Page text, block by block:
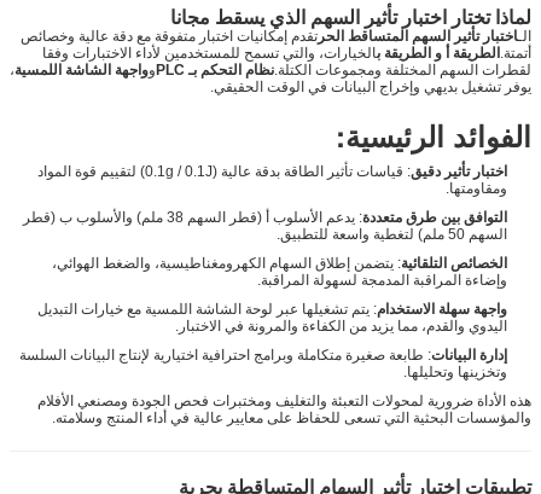
لماذا تختار اختبار تأثير السهم الذي يسقط مجانا
الـاختبار تأثير السهم المتساقط الحر تقدم إمكانيات اختبار متفوقة مع دقة عالية وخصائص
أتمتة.الطريقة أ و الطريقة بالخيارات، والتي تسمح للمستخدمين لأداء الاختبارات وفقا
لقطرات السهم المختلفة ومجموعات الكتلة.نظام التحكم بـ PLC وواجهة الشاشة اللمسية،
يوفر تشغيل بديهي وإخراج البيانات في الوقت الحقيقي.
الفوائد الرئيسية:
اختبار تأثير دقيق
: قياسات تأثير الطاقة بدقة عالية (0.1g / 0.1J) لتقييم قوة المواد
ومقاومتها.
التوافق بين طرق متعددة
: يدعم الأسلوب أ (قطر السهم 38 ملم) والأسلوب ب (قطر
السهم 50 ملم) لتغطية واسعة للتطبيق.
الخصائص التلقائية: يتضمن إطلاق السهام الكهرومغناطيسية، والضغط الهوائي،
وإضاءة المراقبة المدمجة لسهولة المراقبة.
واجهة سهلة الاستخدام: يتم تشغيلها عبر لوحة الشاشة اللمسية مع خيارات التبديل
اليدوي والقدم، مما يزيد من الكفاءة والمرونة في الاختبار.
إدارة البيانات: طابعة صغيرة متكاملة وبرامج احترافية اختيارية لإنتاج البيانات السلسة
وتخزينها وتحليلها.
هذه الأداة ضرورية لمحولات التعبئة والتغليف ومختبرات فحص الجودة ومصنعي الأفلام
والمؤسسات البحثية التي تسعى للحفاظ على معايير عالية في أداء المنتج وسلامته.
تطبيقات اختبار تأثير السهام المتساقطة بحرية